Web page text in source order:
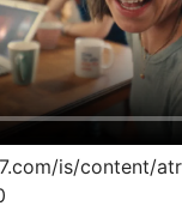
is/content/